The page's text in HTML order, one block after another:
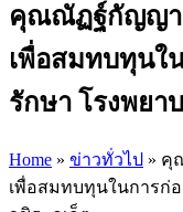
คุณณัฏฐ์กัญญา
เพื่อสมทบทุนใ
รักษา โรงพยา
Home » ข่าวทั่วไป » คุ
เพื่อสมทบทุนในการก่